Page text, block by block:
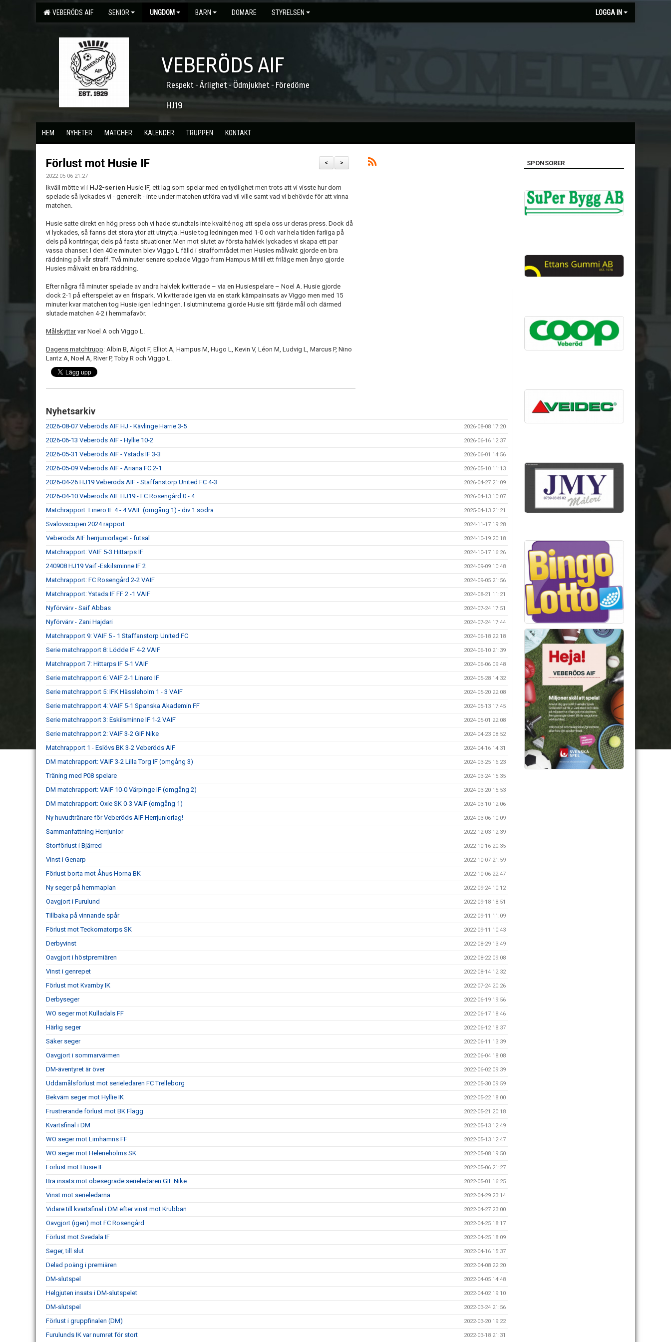
VEBERÖDS AIF SENIOR UNGDOM BARN DOMARE STYRELSEN LOGGA IN
VEBERÖDS AIF
Respekt - Ärlighet - Ödmjukhet - Föredöme
HJ19
HEM NYHETER MATCHER KALENDER TRUPPEN KONTAKT
>
<
Förlust mot Husie IF
2022-05-06 21:27
Ikväll mötte vi i HJ2-serien Husie IF, ett lag som spelar med en tydlighet men trots att vi visste hur dom
spelade så lyckades vi - generellt - inte under matchen utföra vad vil ville samt vad vi behövde för att vinna
matchen.
Husie satte direkt en hög press och vi hade stundtals inte kvalité nog att spela oss ur deras press. Dock då
vi lyckades, så fanns det stora ytor att utnyttja. Husie tog ledningen med 1-0 och var hela tiden farliga på
dels på kontringar, dels på fasta situationer. Men mot slutet av första halvlek lyckades vi skapa ett par
vassa chanser. I den 40:e minuten blev Viggo L fälld i straffområdet men Husies målvakt gjorde en bra
räddning på vår straff. Två minuter senare spelade Viggo fram Hampus M till ett friläge men ånyo gjorde
Husies målvakt en bra räddning.
Efter några få minuter spelade av andra halvlek kvitterade – via en Husiespelare – Noel A. Husie gjorde
dock 2-1 på efterspelet av en frispark. Vi kvitterade igen via en stark kämpainsats av Viggo men med 15
minuter kvar matchen tog Husie igen ledningen. I slutminuterna gjorde Husie sitt fjärde mål och därmed
slutade matchen 4-2 i hemmafavör.
Målskyttarvar Noel A och Viggo L.
Dagens matchtrupp: Albin B, Algot F, Elliot A, Hampus M, Hugo L, Kevin V, Léon M, Ludvig L, Marcus P, Nino
Lantz A, Noel A, River P, Toby R och Viggo L.
Nyhetsarkiv
2026-08-07 Veberöds AIF HJ - Kävlinge Harrie 3-5 2026-08-08 17:20
2026-06-13 Veberöds AIF - Hyllie 10-2 2026-06-16 12:37
2026-05-31 Veberöds AIF - Ystads IF 3-3 2026-06-01 14:56
2026-05-09 Veberöds AIF - Ariana FC 2-1 2026-05-10 11:13
2026-04-26 HJ19 Veberöds AIF - Staffanstorp United FC 4-3 2026-04-27 21:09
2026-04-10 Veberöds AIF HJ19 - FC Rosengård 0 - 4 2026-04-13 10:07
Matchrapport: Linero IF 4 - 4 VAIF (omgång 1) - div 1 södra 2025-04-13 21:21
Svalövscupen 2024 rapport 2024-11-17 19:28
Veberöds AIF herrjuniorlaget - futsal 2024-10-19 20:18
Matchrapport: VAIF 5-3 Hittarps IF 2024-10-17 16:26
240908 HJ19 Vaif -Eskilsminne IF 2 2024-09-09 10:48
Matchrapport: FC Rosengård 2-2 VAIF 2024-09-05 21:56
Matchrapport: Ystads IF FF 2 -1 VAIF 2024-08-21 11:21
Nyförvärv - Saif Abbas 2024-07-24 17:51
Nyförvärv - Zani Hajdari 2024-07-24 17:44
Matchrapport 9: VAIF 5 - 1 Staffanstorp United FC 2024-06-18 22:18
Serie matchrapport 8: Lödde IF 4-2 VAIF 2024-06-10 21:39
Matchrapport 7: Hittarps IF 5-1 VAIF 2024-06-06 09:48
Serie matchrapport 6: VAIF 2-1 Linero IF 2024-05-28 14:32
Serie matchrapport 5: IFK Hässleholm 1 - 3 VAIF 2024-05-20 22:08
Serie matchrapport 4: VAIF 5-1 Spanska Akademin FF 2024-05-13 17:45
Serie matchrapport 3: Eskilsminne IF 1-2 VAIF 2024-05-01 22:08
Serie matchrapport 2: VAIF 3-2 GIF Nike 2024-04-23 08:52
Matchrapport 1 - Eslövs BK 3-2 Veberöds AIF 2024-04-16 14:31
DM matchrapport: VAIF 3-2 Lilla Torg IF (omgång 3) 2024-03-25 16:23
Träning med P08 spelare 2024-03-24 15:35
DM matchrapport: VAIF 10-0 Värpinge IF (omgång 2) 2024-03-20 15:53
DM matchrapport: Oxie SK 0-3 VAIF (omgång 1) 2024-03-10 12:06
Ny huvudtränare för Veberöds AIF Herrjuniorlag! 2024-03-06 10:09
Sammanfattning Herrjunior 2022-12-03 12:39
Storförlust i Bjärred 2022-10-16 20:35
Vinst i Genarp 2022-10-07 21:59
Förlust borta mot Åhus Horna BK 2022-10-06 22:47
Ny seger på hemmaplan 2022-09-24 10:12
Oavgjort i Furulund 2022-09-18 18:51
Tillbaka på vinnande spår 2022-09-11 11:09
Förlust mot Teckomatorps SK 2022-09-11 10:43
Derbyvinst 2022-08-29 13:49
Oavgjort i höstpremiären 2022-08-22 09:08
Vinst i genrepet 2022-08-14 12:32
Förlust mot Kvarnby IK 2022-07-24 20:26
Derbyseger 2022-06-19 19:56
WO seger mot Kulladals FF 2022-06-17 18:46
Härlig seger 2022-06-12 18:37
Säker seger 2022-06-11 13:39
Oavgjort i sommarvärmen 2022-06-04 18:08
DM-äventyret är över 2022-06-02 09:39
Uddamålsförlust mot serieledaren FC Trelleborg 2022-05-30 09:59
Bekväm seger mot Hyllie IK 2022-05-22 18:00
Frustrerande förlust mot BK Flagg 2022-05-21 20:18
Kvartsfinal i DM 2022-05-13 12:49
WO seger mot Limhamns FF 2022-05-13 12:47
WO seger mot Heleneholms SK 2022-05-08 19:50
Förlust mot Husie IF 2022-05-06 21:27
Bra insats mot obesegrade serieledaren GIF Nike 2022-05-01 16:25
Vinst mot serieledarna 2022-04-29 23:14
Vidare till kvartsfinal i DM efter vinst mot Krubban 2022-04-27 23:00
Oavgjort (igen) mot FC Rosengård 2022-04-25 18:17
Förlust mot Svedala IF 2022-04-25 18:09
Seger, till slut 2022-04-16 15:37
Delad poäng i premiären 2022-04-08 22:20
DM-slutspel 2022-04-05 14:48
Helgjuten insats i DM-slutspelet 2022-04-02 19:10
DM-slutspel 2022-03-24 21:56
Förlust i gruppfinalen (DM) 2022-03-20 19:22
Furulunds IK var numret för stort 2022-03-18 21:31
SPONSORER